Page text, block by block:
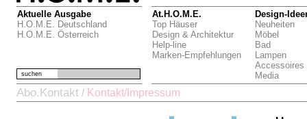
Aktuelle Ausgabe
H.O.M.E. Deutschland
H.O.M.E. Österreich
At.H.O.M.E.
Top Häuser
Design & Architektur
Help-line
Marken-Empfehlungen
Design-
Neuheiten
Möbel
Bad
Lampen
Accessoires
Media
suchen
Abo.Kontakt / Kontakt/Impressum